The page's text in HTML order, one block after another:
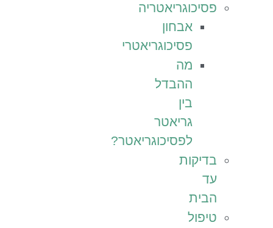
פסיכוגריאטריה
אבחון
פסיכוגריאטרי
מה
ההבדל
בין
גריאטר
לפסיכוגריאטר?
בדיקות
עד
הבית
טיפול